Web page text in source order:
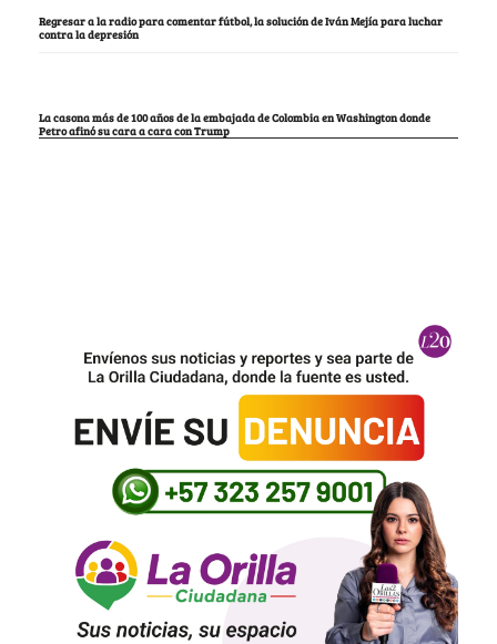
Regresar a la radio para comentar fútbol, la solución de Iván Mejía para luchar
contra la depresión
La casona más de 100 años de la embajada de Colombia en Washington donde
Petro afinó su cara a cara con Trump